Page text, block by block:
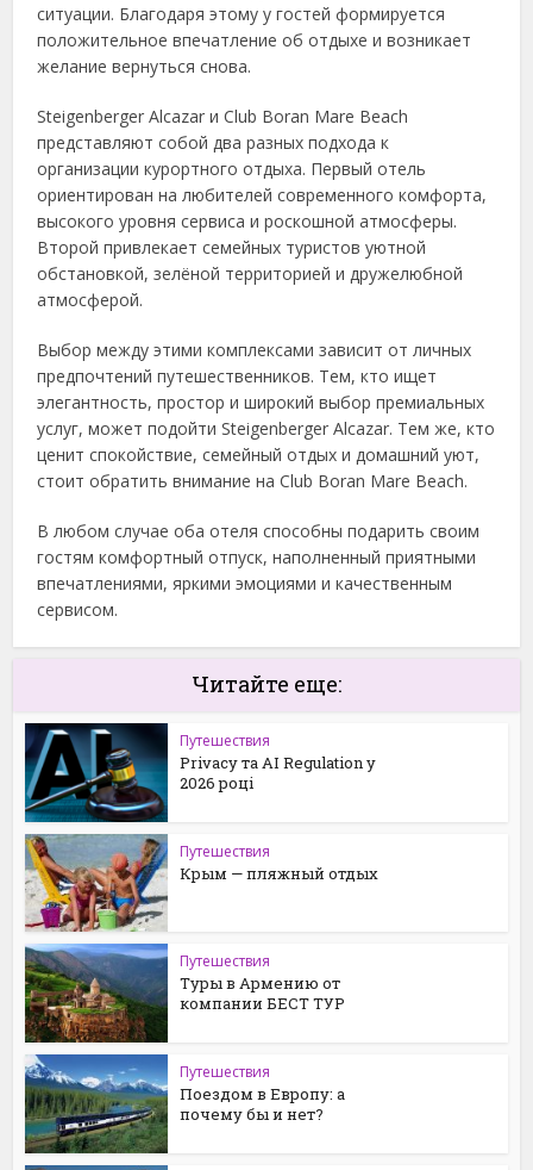
ситуации. Благодаря этому у гостей формируется
положительное впечатление об отдыхе и возникает
желание вернуться снова.
Steigenberger Alcazar и Club Boran Mare Beach
представляют собой два разных подхода к
организации курортного отдыха. Первый отель
ориентирован на любителей современного комфорта,
высокого уровня сервиса и роскошной атмосферы.
Второй привлекает семейных туристов уютной
обстановкой, зелёной территорией и дружелюбной
атмосферой.
Выбор между этими комплексами зависит от личных
предпочтений путешественников. Тем, кто ищет
элегантность, простор и широкий выбор премиальных
услуг, может подойти Steigenberger Alcazar. Тем же, кто
ценит спокойствие, семейный отдых и домашний уют,
стоит обратить внимание на Club Boran Mare Beach.
В любом случае оба отеля способны подарить своим
гостям комфортный отпуск, наполненный приятными
впечатлениями, яркими эмоциями и качественным
сервисом.
Читайте еще:
Путешествия
Privacy та AI Regulation у
2026 році
Путешествия
Крым — пляжный отдых
Путешествия
Туры в Армению от
компании БЕСТ ТУР
Путешествия
Поездом в Европу: а
почему бы и нет?